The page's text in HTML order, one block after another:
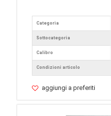
Categoria
Sottocategoria
Calibro
Condizioni articolo
aggiungi a preferiti